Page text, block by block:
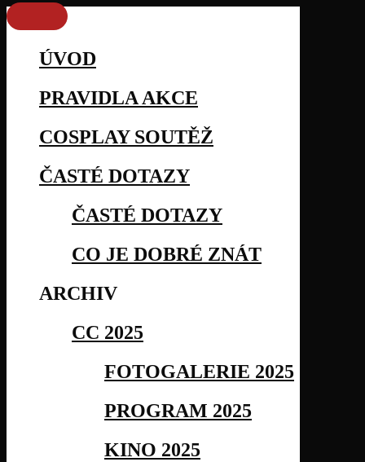
ÚVOD
PRAVIDLA AKCE
COSPLAY SOUTĚŽ
ČASTÉ DOTAZY
ČASTÉ DOTAZY
CO JE DOBRÉ ZNÁT
ARCHIV
CC 2025
FOTOGALERIE 2025
PROGRAM 2025
KINO 2025